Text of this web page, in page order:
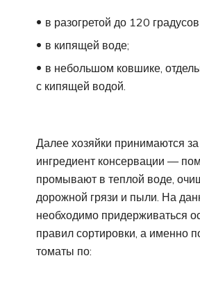
в разогретой до 120
в кипящей воде;
в небольшом ковшике,
с кипящей водой.
Далее хозяйки принимаются
ингредиент консервации —
промывают в теплой воде,
дорожной грязи и пыли. На
необходимо придерживаться
правил сортировки, а именно
томаты по: